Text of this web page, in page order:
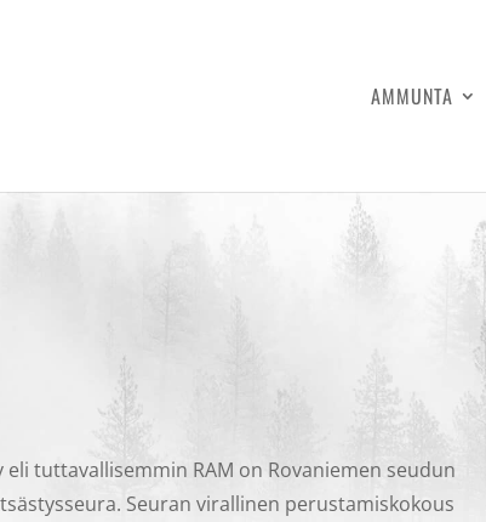
AMMUNTA
tuttavallisemmin RAM on Rovaniemen seudun
Seuran virallinen perustamiskokous